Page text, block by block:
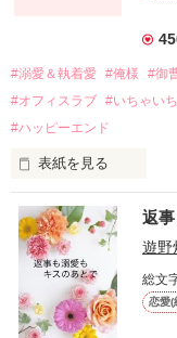
それから約十二年後
過去の傷から、二度
運命のような再会を
酔った勢いで一夜を
さらに、美桜が初め
『責任をとる、結婚
戸惑う美桜とは裏腹
甘やかしてくる。
そんなある日、哲平
遭っていることを知
美桜を守るため、哲
#溺愛＆執着愛 #俺様 #御
#オフィスラブ #いちゃい
#ハッピーエンド
表紙を見る
おかしな噂を流され
桜は、海外で傷心旅
い、酒の勢いもあり
帰国後、美桜は新し
なんと彼の正体は、
れて起業した新進気
――御影恭司その人
返
遊野
総文
恋愛(